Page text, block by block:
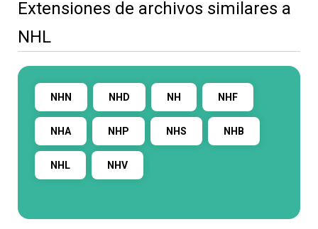
Extensiones de archivos similares a
NHL
NHN NHD NH NHF
NHA NHP NHS NHB
NHL NHV